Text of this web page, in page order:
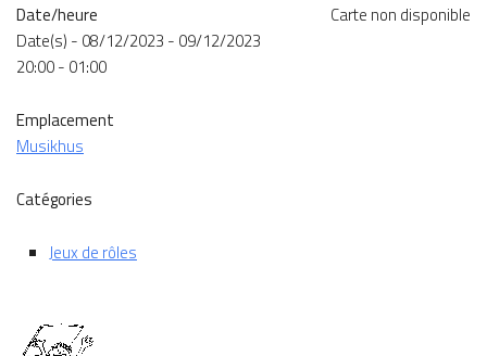
Carte non disponible
Date/heure
Date(s) - 08/12/2023 - 09/12/2023
20:00 - 01:00
Emplacement
Musikhus
Catégories
Jeux de rôles